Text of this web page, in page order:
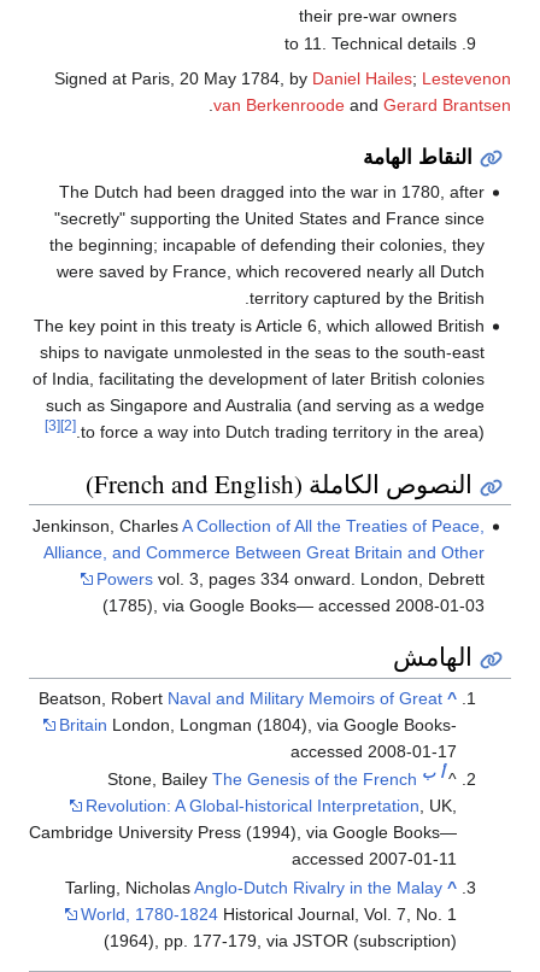
their pre-war owners
to 11. Technical details
Signed at Paris, 20 May 1784, by Daniel Hailes; Lestevenon
van Berkenroode and Gerard Brantsen
النقاط الهامة
The Dutch had been dragged into the war in 1780, after
"secretly" supporting the United States and France since
the beginning; incapable of defending their colonies, they
were saved by France, which recovered nearly all Dutch
territory captured by the British.
The key point in this treaty is Article 6, which allowed British
ships to navigate unmolested in the seas to the south-east
of India, facilitating the development of later British colonies
such as Singapore and Australia (and serving as a wedge
to force a way into Dutch trading territory in the area).
[2]
[3]
النصوص الكاملة (French and English)
Jenkinson, CharlesA Collection of All the Treaties of Peace,
Alliance, and Commerce Between Great Britain and Other
Powersvol. 3, pages 334 onward. London, Debrett
(1785), via Google Books— accessed 2008-01-03
الهامش
^
Beatson, Robert Naval and Military Memoirs of Great
Britain London, Longman (1804), via Google Books-
accessed 2008-01-17
^أ ب Stone, BaileyThe Genesis of the French
Revolution: A Global-historical Interpretation, UK,
Cambridge University Press (1994), via Google Books—
accessed 2007-01-11
^
Tarling, NicholasAnglo-Dutch Rivalry in the Malay
World, 1780-1824 Historical Journal, Vol. 7, No. 1
(1964), pp. 177-179, via JSTOR (subscription)